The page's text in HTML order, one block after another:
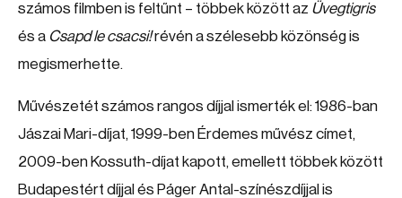
számos filmben is feltűnt – többek között az Üvegtigris
és a Csapd le csacsi!révén a szélesebb közönség is
megismerhette.
Művészetét számos rangos díjjal ismerték el: 1986-ban
Jászai Mari-díjat, 1999-ben Érdemes művész címet,
2009-ben Kossuth-díjat kapott, emellett többek között
Budapestért díjjal és Páger Antal-színészdíjjal is